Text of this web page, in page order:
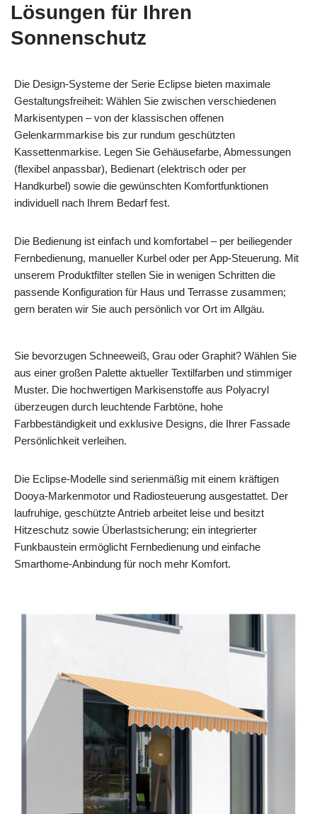
Lösungen für Ihren
Sonnenschutz
Die Design-Systeme der Serie Eclipse bieten maximale
Gestaltungsfreiheit: Wählen Sie zwischen verschiedenen
Markisentypen – von der klassischen offenen
Gelenkarmmarkise bis zur rundum geschützten
Kassettenmarkise. Legen Sie Gehäusefarbe, Abmessungen
(flexibel anpassbar), Bedienart (elektrisch oder per
Handkurbel) sowie die gewünschten Komfortfunktionen
individuell nach Ihrem Bedarf fest.
Die Bedienung ist einfach und komfortabel – per beiliegender
Fernbedienung, manueller Kurbel oder per App-Steuerung. Mit
unserem Produktfilter stellen Sie in wenigen Schritten die
passende Konfiguration für Haus und Terrasse zusammen;
gern beraten wir Sie auch persönlich vor Ort im Allgäu.
Sie bevorzugen Schneeweiß, Grau oder Graphit? Wählen Sie
aus einer großen Palette aktueller Textilfarben und stimmiger
Muster. Die hochwertigen Markisenstoffe aus Polyacryl
überzeugen durch leuchtende Farbtöne, hohe
Farbbeständigkeit und exklusive Designs, die Ihrer Fassade
Persönlichkeit verleihen.
Die Eclipse-Modelle sind serienmäßig mit einem kräftigen
Dooya-Markenmotor und Radiosteuerung ausgestattet. Der
laufruhige, geschützte Antrieb arbeitet leise und besitzt
Hitzeschutz sowie Überlastsicherung; ein integrierter
Funkbaustein ermöglicht Fernbedienung und einfache
Smarthome-Anbindung für noch mehr Komfort.